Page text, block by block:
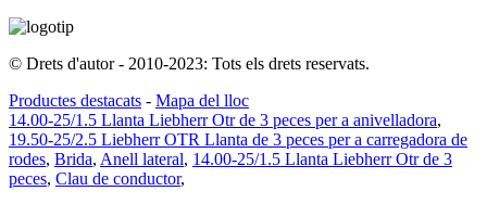
© Drets d'autor - 2010-2023: Tots els drets reservats.
Productes destacats - Mapa del lloc
14.00-25/1.5 Llanta Liebherr Otr de 3 peces per a anivelladora,
19.50-25/2.5 Liebherr OTR Llanta de 3 peces per a carregadora de
rodes, Brida, Anell lateral, 14.00-25/1.5 Llanta Liebherr Otr de 3
peces, Clau de conductor,